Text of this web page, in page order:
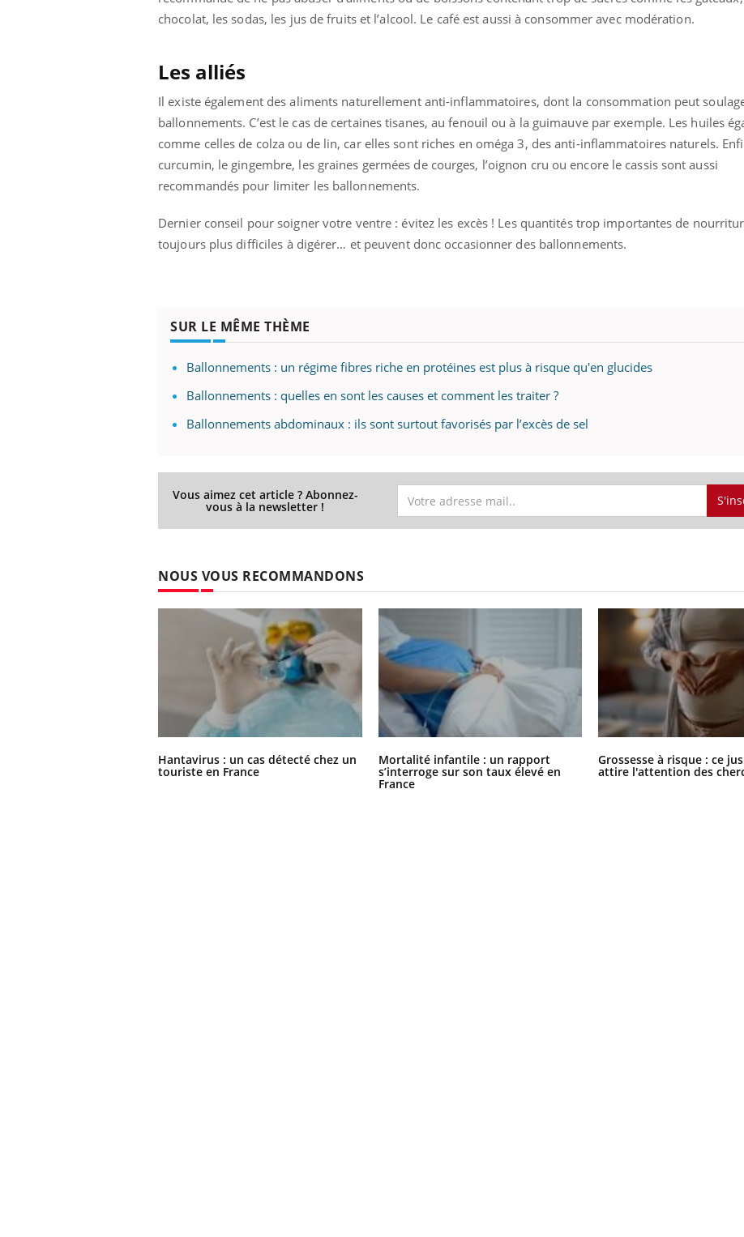
chocolat, les sodas, les jus de fruits et l’alcool. Le café est aussi à consommer avec modération.
Les alliés
Il existe également des aliments naturellement anti-inflammatoires, dont la consommation peut
ballonnements. C’est le cas de certaines tisanes, au fenouil ou à la guimauve par exemple. Les huiles
comme celles de colza ou de lin, car elles sont riches en oméga 3, des anti-inflammatoires naturels.
curcumin, le gingembre, les graines germées de courges, l’oignon cru ou encore le cassis sont aussi
recommandés pour limiter les ballonnements.
Dernier conseil pour soigner votre ventre : évitez les excès ! Les quantités trop importantes de
toujours plus difficiles à digérer… et peuvent donc occasionner des ballonnements.
SUR LE MÊME THÈME
Ballonnements : un régime fibres riche en protéines est plus à risque qu'en glucides
Ballonnements : quelles en sont les causes et comment les traiter ?
Ballonnements abdominaux : ils sont surtout favorisés par l’excès de sel
Vous aimez cet article ? Abonnez-
vous à la newsletter !
NOUS VOUS RECOMMANDONS
Hantavirus : un cas détecté chez un
touriste en France
Mortalité infantile : un rapport
s’interroge sur son taux élevé en
France
Grossesse à risque : ce
attire l'attention des
Carence en fer : comprendre pour
Youtube
Youtube
Insuline & Charge mentale : et si on
osait en parler??Youtube
Youtube
Eczéma Chronique des
préparer pour l’été !